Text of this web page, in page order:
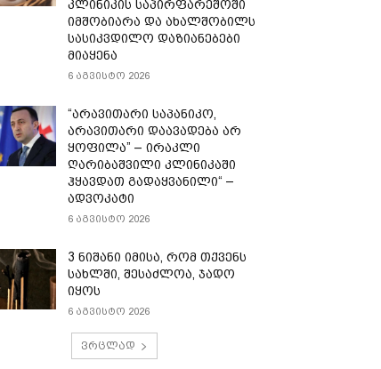
კლინიკის საპირფარეშოში
იმშობიარა და ახალშობილს
სასიკვდილო დაზიანებები
მიაყენა
6 აგვისტო 2026
“არავითარი საპანიკო,
არავითარი დაავადება არ
ყოფილა” – ირაკლი
ღარიბაშვილი კლინიკაში
ჰყავდათ გადაყვანილი“ –
ადვოკატი
6 აგვისტო 2026
3 ნიშანი იმისა, რომ თქვენს
სახლში, შესაძლოა, ჯადო
იყოს
6 აგვისტო 2026
ვრცლად